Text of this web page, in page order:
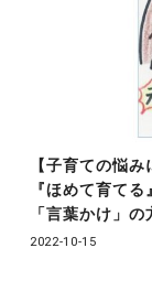
【子育ての悩
『ほめて育て
「言葉かけ」の
2022-10-15